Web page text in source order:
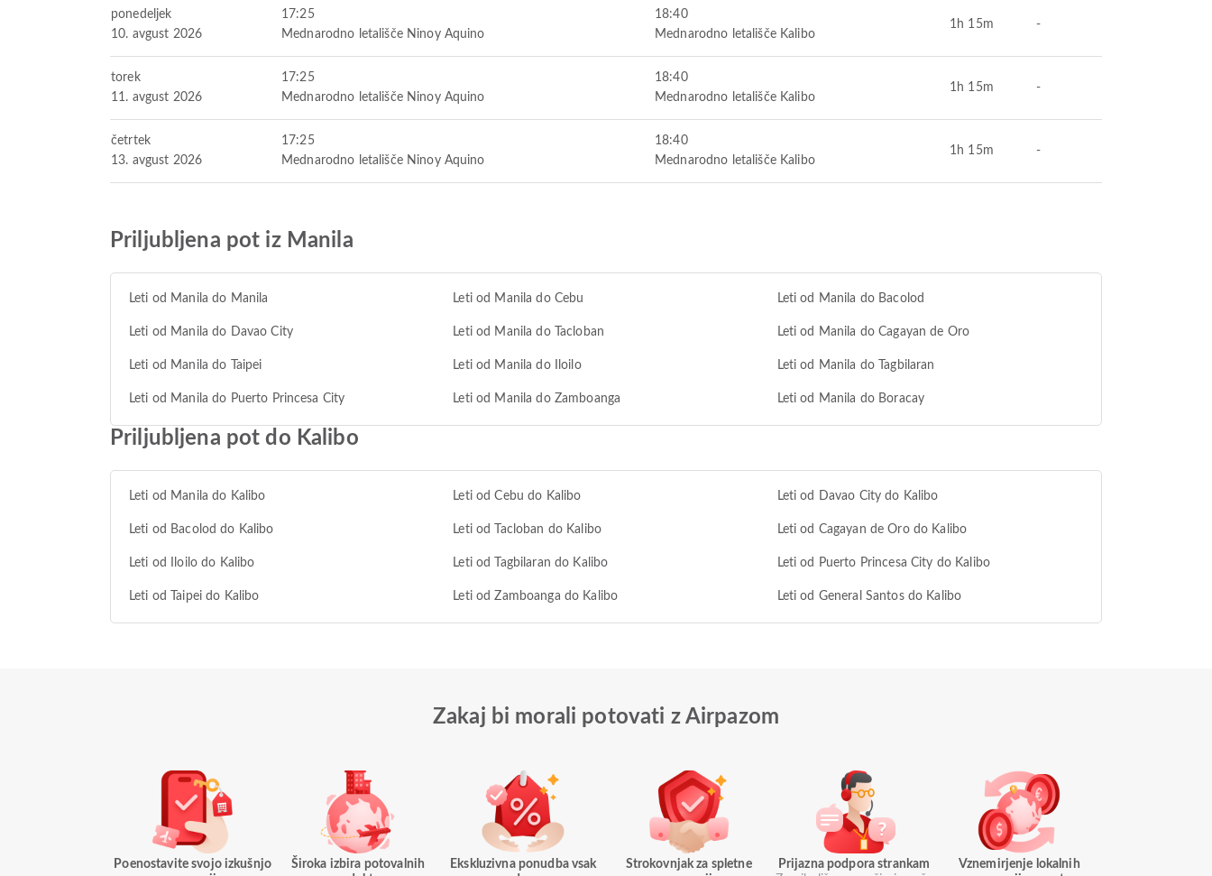
ponedeljek
10. avgust 2026
17:25
Mednarodno letališče Ninoy Aquino
18:40
Mednarodno letališče Kalibo
1h 15m -
torek
11. avgust 2026
17:25
Mednarodno letališče Ninoy Aquino
18:40
Mednarodno letališče Kalibo
1h 15m -
četrtek
13. avgust 2026
17:25
Mednarodno letališče Ninoy Aquino
18:40
Mednarodno letališče Kalibo
1h 15m -
Priljubljena pot iz Manila
Leti od Manila do Manila Leti od Manila do Cebu Leti od Manila do Bacolod
Leti od Manila do Davao City Leti od Manila do Tacloban Leti od Manila do Cagayan de Oro
Leti od Manila do Taipei Leti od Manila do Iloilo Leti od Manila do Tagbilaran
Leti od Manila do Puerto Princesa City Leti od Manila do Zamboanga Leti od Manila do Boracay
Priljubljena pot do Kalibo
Leti od Manila do Kalibo Leti od Cebu do Kalibo Leti od Davao City do Kalibo
Leti od Bacolod do Kalibo Leti od Tacloban do Kalibo Leti od Cagayan de Oro do Kalibo
Leti od Iloilo do Kalibo Leti od Tagbilaran do Kalibo Leti od Puerto Princesa City do Kalibo
Leti od Taipei do Kalibo Leti od Zamboanga do Kalibo Leti od General Santos do Kalibo
Zakaj bi morali potovati z Airpazom
Poenostavite svojo izkušnjo
Široka izbira potovalnih
Ekskluzivna ponudba vsak
Strokovnjak za spletne
Prijazna podpora strankam
Vznemirjenje lokalnih